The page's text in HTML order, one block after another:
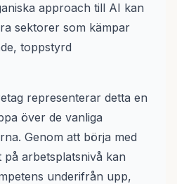
approach till AI kan
sektorer som kämpar
toppstyrd
representerar detta en
över de vanliga
Genom att börja med
arbetsplatsnivå kan
underifrån upp,